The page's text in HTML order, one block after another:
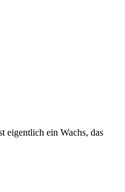
eigentlich ein Wachs, das